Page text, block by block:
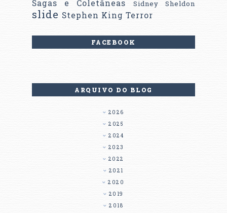
Sagas e Coletâneas
Sidney Sheldon
slide Stephen King Terror
FACEBOOK
ARQUIVO DO BLOG
2026
2025
2024
2023
2022
2021
2020
2019
2018